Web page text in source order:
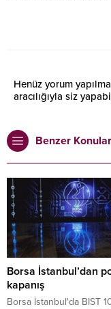
Henüz yorum
aracılığıyla siz
Benzer Konular
Borsa İstanbul’dan
kapanış
Borsa İstanbul'da BIST